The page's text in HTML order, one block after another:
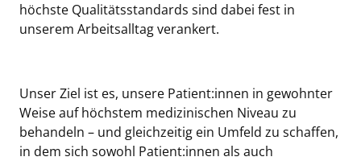
höchste Qualitätsstandards sind dabei fest in
unserem Arbeitsalltag verankert.
Unser Ziel ist es, unsere Patient:innen in gewohnter
Weise auf höchstem medizinischen Niveau zu
behandeln – und gleichzeitig ein Umfeld zu schaffen,
in dem sich sowohl Patient:innen als auch